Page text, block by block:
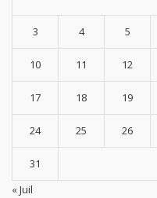
3 4 5
10 11 12
17 18 19
24 25 26
31
« Juil